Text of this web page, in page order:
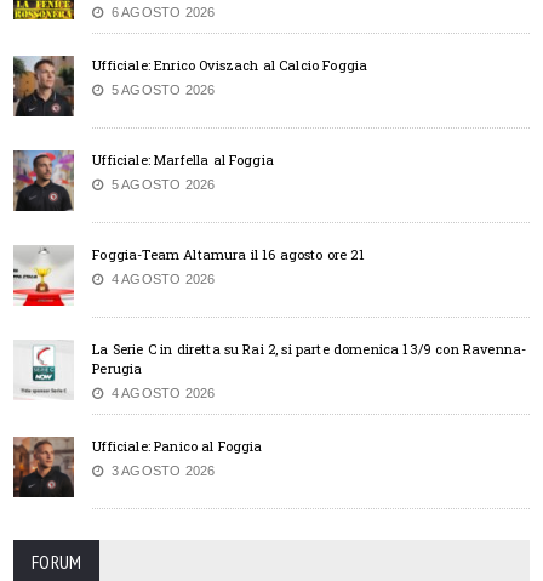
6 AGOSTO 2026
Ufficiale: Enrico Oviszach al Calcio Foggia
5 AGOSTO 2026
Ufficiale: Marfella al Foggia
5 AGOSTO 2026
Foggia-Team Altamura il 16 agosto ore 21
4 AGOSTO 2026
La Serie C in diretta su Rai 2, si parte domenica 13/9 con Ravenna-
Perugia
4 AGOSTO 2026
Ufficiale: Panico al Foggia
3 AGOSTO 2026
FORUM